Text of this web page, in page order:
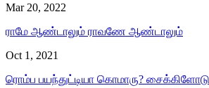
Mar 20, 2022
ராமே ஆண்டாலும் ராவணே ஆண்டாலும்
Oct 1, 2021
ரொம்ப பயந்துட்டியா கொமாரு? சைக்கிளோடு